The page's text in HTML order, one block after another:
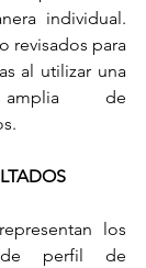
individual.
revisados para
al utilizar una
de
los
de perfil de